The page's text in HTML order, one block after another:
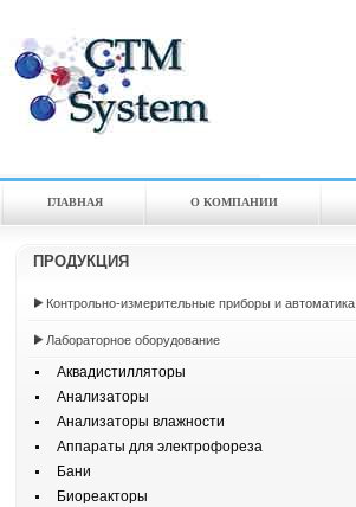
ГЛАВНАЯ О КОМПАНИИ
ПРОДУКЦИЯ
Контрольно-измерительные приборы и автоматика
Лабораторное оборудование
Аквадистилляторы
Анализаторы
Анализаторы влажности
Аппараты для электрофореза
Бани
Биореакторы